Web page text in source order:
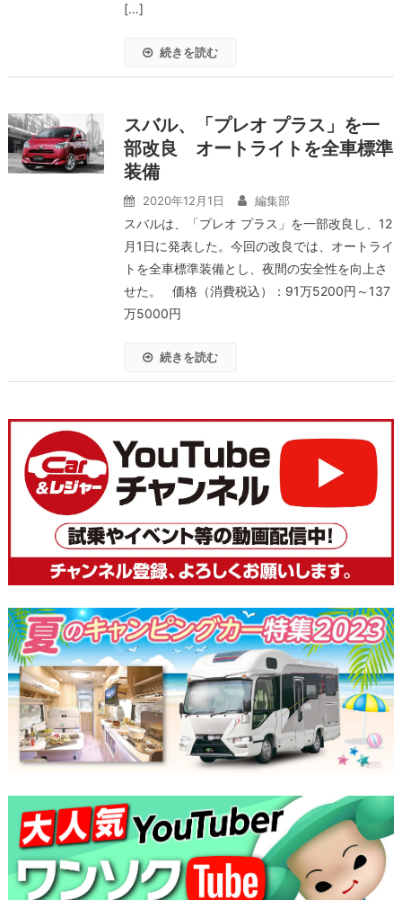
[…]
続きを読む
スバル、「プレオ プラス」を一
部改良 オートライトを全車標準
装備
2020年12月1日 編集部
スバルは、「プレオ プラス」を一部改良し、12
月1日に発表した。今回の改良では、オートライ
トを全車標準装備とし、夜間の安全性を向上さ
せた。 価格（消費税込）：91万5200円～137
万5000円
続きを読む